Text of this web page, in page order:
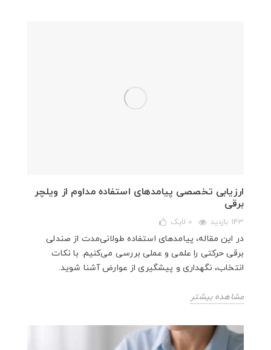
ارزیابی تخصصی پیامدهای استفاده مداوم از ویلچر
برقی
143 بازدید 0 لایک
در این مقاله، پیامدهای استفاده طولانی‌مدت از صندلی
برقی حرکتی را علمی و عملی بررسی می‌کنیم. با نکات
انتخاب، نگهداری و پیشگیری از عوارض آشنا شوید.
مشاهده بیشتر